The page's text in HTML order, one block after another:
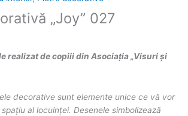
„Joy” 027
realizat de copiii din Asociația „Visuri și
decorative sunt elemente unice ce vă vor
al locuinței. Desenele simbolizează